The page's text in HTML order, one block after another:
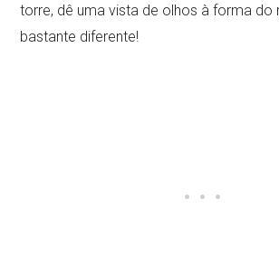
torre, dê uma vista de olhos à forma do
bastante diferente!